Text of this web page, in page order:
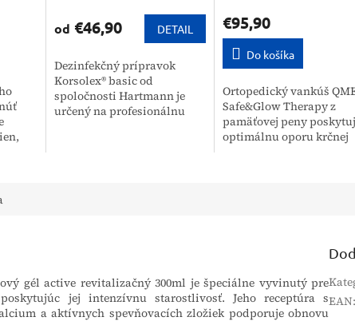
od €46,90 DETAIL
Dezinfekčný prípravok
Korsolex® basic od
spoločnosti Hartmann je
určený na profesionálnu
€95,90
Do košíka
Ortopedický vankúš
Safe&Glow Therapy z
pamäťovej peny
optimálnu oporu krčnej
gél active revitalizačný 300ml je špeciálne vyvinutý pre
jej intenzívnu starostlivosť. Jeho receptúra s
a aktívnych spevňovacích zložiek podporuje obnovu
EAN: